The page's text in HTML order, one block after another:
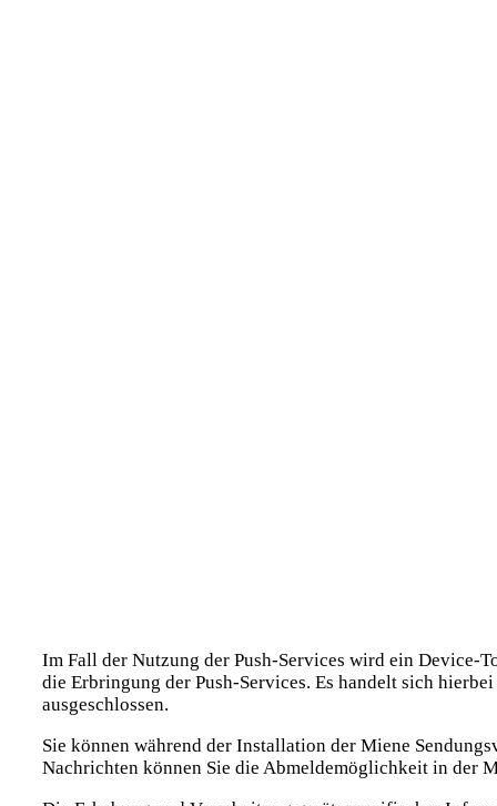
Im Fall der Nutzung der Push-Services wird ein Device-
die Erbringung der Push-Services. Es handelt sich
ausgeschlossen.
Sie können während der Installation der Miene
Nachrichten können Sie die Abmeldemöglichkeit in der